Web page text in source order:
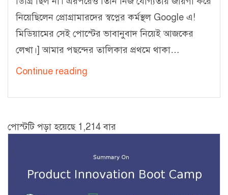
নিয়েছিলেন প্রোগ্রামারদের স্বপ্নের কর্মস্থল Google এ!
মিডিয়ামের সেই পোস্টের ভাবানুবাদ নিয়েই আজকের
লেখা।] আমার পছন্দের তালিকার প্রথমে থাকা…
Continue reading
চাকরি
পাওয়ার
পোস্টটি পড়া হয়েছে 1,214 বার